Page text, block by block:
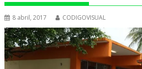
8 abril, 2017 CODIGOVISUAL